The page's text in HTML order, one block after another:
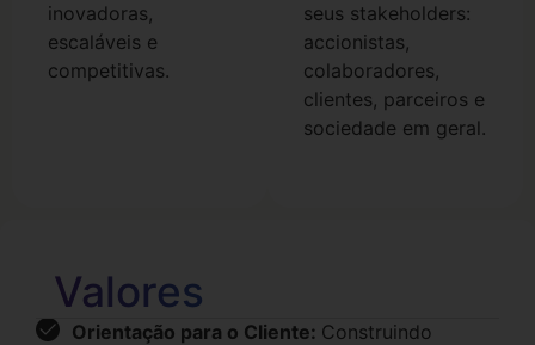
inovadoras,
escaláveis e
competitivas.
seus stakeholders:
accionistas,
colaboradores,
clientes, parceiros e
sociedade em geral.
Valores
Orientação para o Cliente: Construindo